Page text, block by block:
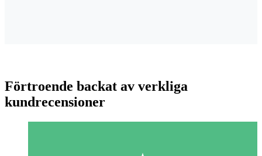
Förtroende backat av verkliga
kundrecensioner